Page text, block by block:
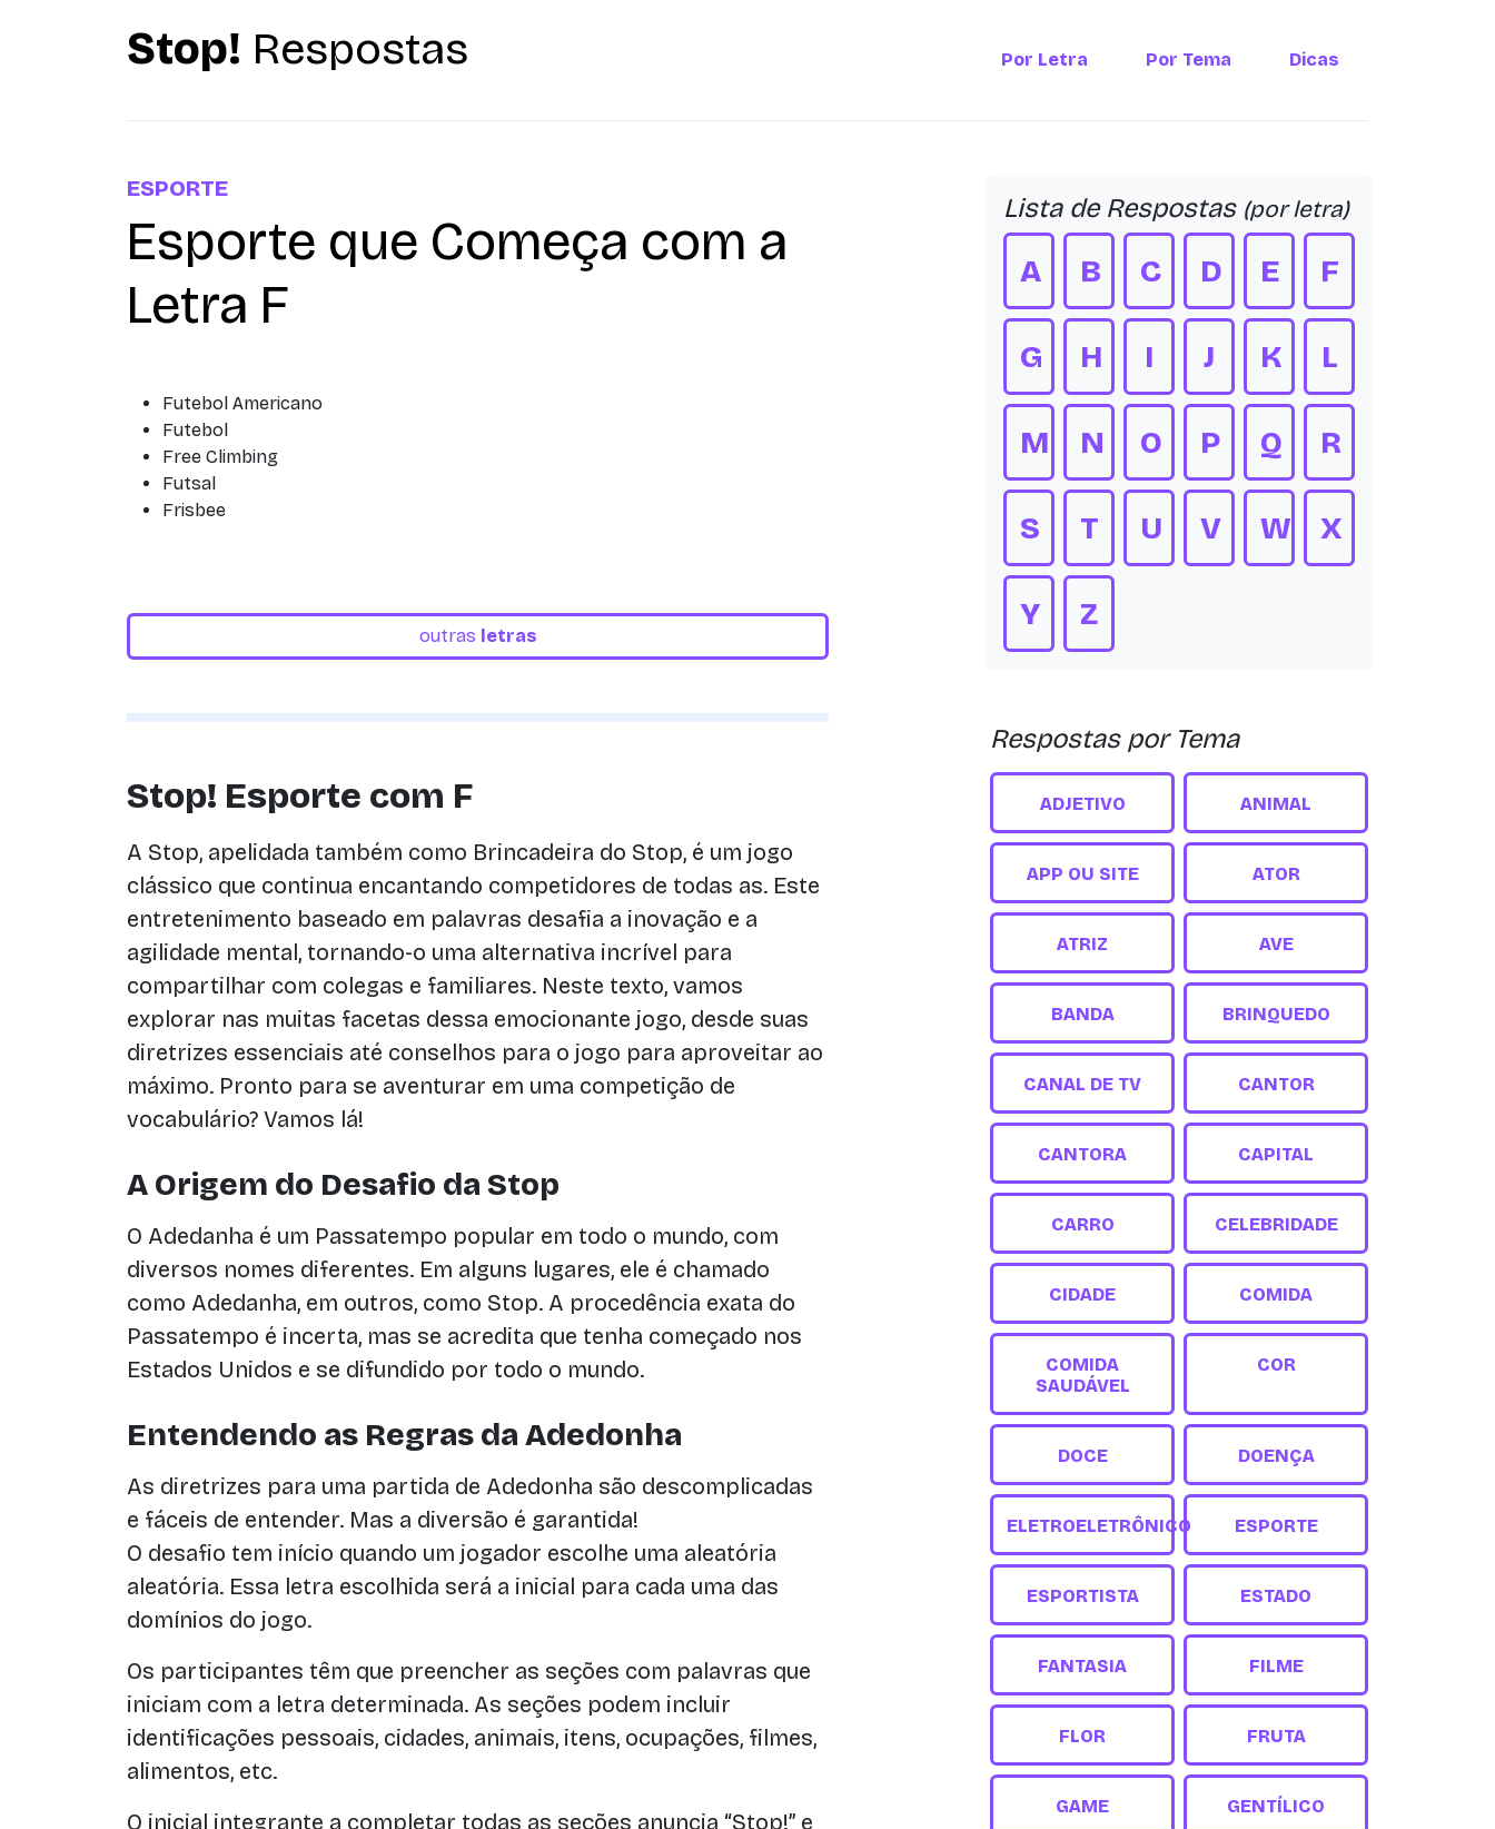
Stop! Respostas Por Letra Por Tema Dicas
ESPORTE
Esporte que Começa com a
Letra F
Futebol Americano
Futebol
Free Climbing
Futsal
Frisbee
outras letras
Stop! Esporte com F
A Stop, apelidada também como Brincadeira do Stop, é um jogo
clássico que continua encantando competidores de todas as. Este
entretenimento baseado em palavras desafia a inovação e a
agilidade mental, tornando-o uma alternativa incrível para
compartilhar com colegas e familiares. Neste texto, vamos
explorar nas muitas facetas dessa emocionante jogo, desde suas
diretrizes essenciais até conselhos para o jogo para aproveitar ao
máximo. Pronto para se aventurar em uma competição de
vocabulário? Vamos lá!
A Origem do Desafio da Stop
O Adedanha é um Passatempo popular em todo o mundo, com
diversos nomes diferentes. Em alguns lugares, ele é chamado
como Adedanha, em outros, como Stop. A procedência exata do
Passatempo é incerta, mas se acredita que tenha começado nos
Estados Unidos e se difundido por todo o mundo.
Entendendo as Regras da Adedonha
As diretrizes para uma partida de Adedonha são descomplicadas
e fáceis de entender. Mas a diversão é garantida!
O desafio tem início quando um jogador escolhe uma aleatória
aleatória. Essa letra escolhida será a inicial para cada uma das
domínios do jogo.
Os participantes têm que preencher as seções com palavras que
iniciam com a letra determinada. As seções podem incluir
identificações pessoais, cidades, animais, itens, ocupações, filmes,
alimentos, etc.
O inicial integrante a completar todas as seções anuncia “Stop!” e
Lista de Respostas (por letra)
A B C D E F
G H I J K L
M N O P Q R
S T U V W X
Y Z
Respostas por Tema
ADJETIVO ANIMAL
APP OU SITE ATOR
ATRIZ AVE
BANDA BRINQUEDO
CANAL DE TV CANTOR
CANTORA CAPITAL
CARRO CELEBRIDADE
CIDADE COMIDA
COMIDA
SAUDÁVEL
COR
DOCE DOENÇA
ELETROELETRÔNICO ESPORTE
ESPORTISTA ESTADO
FANTASIA FILME
FLOR FRUTA
GAME GENTÍLICO